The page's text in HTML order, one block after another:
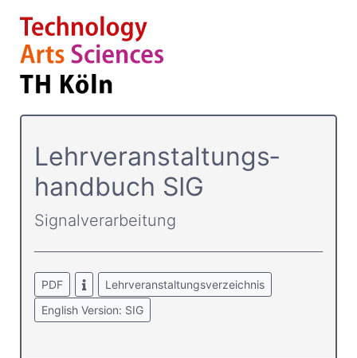
Lehrver­anstaltungs­
handbuch SIG
Signalverarbeitung
PDF
Lehrveranstaltungsverzeichnis
English Version: SIG